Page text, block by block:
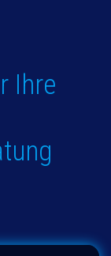
Ihre